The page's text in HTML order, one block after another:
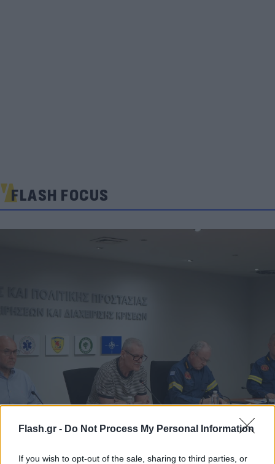
Flash.gr - Do Not Process My Personal Information
If you wish to opt-out of the sale, sharing to third parties, or
FLASH FOCUS